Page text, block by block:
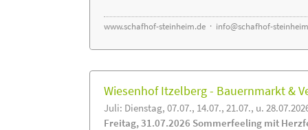
www.schafhof-steinheim.de · info@schafhof-
Wiesenhof Itzelberg - Bauernmarkt &
Juli: Dienstag, 07.07., 14.07., 21.07., u.
Freitag, 31.07.2026 Sommerfeeling mit